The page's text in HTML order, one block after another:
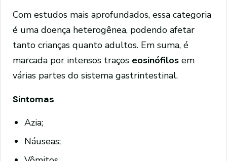
Com estudos mais aprofundados, essa categoria
é uma doença heterogênea, podendo afetar
tanto crianças quanto adultos. Em suma, é
marcada por intensos traços eosinófilos em
várias partes do sistema gastrintestinal.
Sintomas
Azia;
Náuseas;